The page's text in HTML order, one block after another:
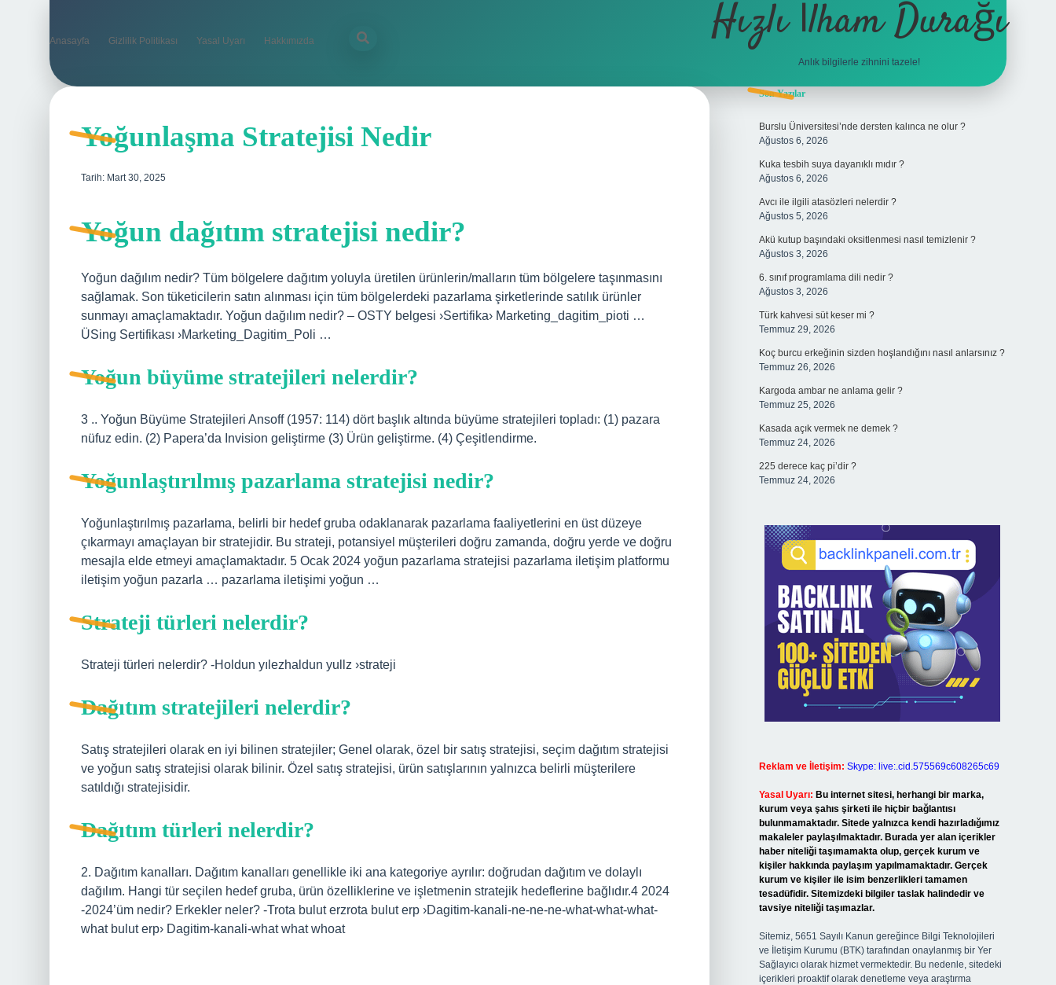
Anasayfa Gizlilik Politikası Yasal Uyarı Hakkımızda Hızlı İlham Durağı
Anlık bilgilerle zihnini tazele!
Yoğunlaşma Stratejisi Nedir
Tarih: Mart 30, 2025
Yoğun dağıtım stratejisi nedir?
Yoğun dağılım nedir? Tüm bölgelere dağıtım yoluyla üretilen ürünlerin/malların tüm bölgelere taşınmasını
sağlamak. Son tüketicilerin satın alınması için tüm bölgelerdeki pazarlama şirketlerinde satılık ürünler
sunmayı amaçlamaktadır. Yoğun dağılım nedir? – OSTY belgesi ›Sertifika› Marketing_dagitim_pioti …
ÜSing Sertifikası ›Marketing_Dagitim_Poli …
Yoğun büyüme stratejileri nelerdir?
3 .. Yoğun Büyüme Stratejileri Ansoff (1957: 114) dört başlık altında büyüme stratejileri topladı: (1) pazara
nüfuz edin. (2) Papera’da Invision geliştirme (3) Ürün geliştirme. (4) Çeşitlendirme.
Yoğunlaştırılmış pazarlama stratejisi nedir?
Yoğunlaştırılmış pazarlama, belirli bir hedef gruba odaklanarak pazarlama faaliyetlerini en üst düzeye
çıkarmayı amaçlayan bir stratejidir. Bu strateji, potansiyel müşterileri doğru zamanda, doğru yerde ve doğru
mesajla elde etmeyi amaçlamaktadır. 5 Ocak 2024 yoğun pazarlama stratejisi pazarlama iletişim platformu
iletişim yoğun pazarla … pazarlama iletişimi yoğun …
Strateji türleri nelerdir?
Strateji türleri nelerdir? -Holdun yılezhaldun yullz ›strateji
Dağıtım stratejileri nelerdir?
Satış stratejileri olarak en iyi bilinen stratejiler; Genel olarak, özel bir satış stratejisi, seçim dağıtım stratejisi
ve yoğun satış stratejisi olarak bilinir. Özel satış stratejisi, ürün satışlarının yalnızca belirli müşterilere
satıldığı stratejisidir.
Dağıtım türleri nelerdir?
2. Dağıtım kanalları. Dağıtım kanalları genellikle iki ana kategoriye ayrılır: doğrudan dağıtım ve dolaylı
dağılım. Hangi tür seçilen hedef gruba, ürün özelliklerine ve işletmenin stratejik hedeflerine bağlıdır.4 2024
-2024’üm nedir? Erkekler neler? -Trota bulut erzrota bulut erp ›Dagitim-kanali-ne-ne-ne-what-what-what-
what bulut erp› Dagitim-kanali-what what whoat
Sidebar
Son Yazılar
Burslu Üniversitesi’nde dersten kalınca ne olur ?
Ağustos 6, 2026
Kuka tesbih suya dayanıklı mıdır ?
Ağustos 6, 2026
Avcı ile ilgili atasözleri nelerdir ?
Ağustos 5, 2026
Akü kutup başındaki oksitlenmesi nasıl temizlenir ?
Ağustos 3, 2026
6. sınıf programlama dili nedir ?
Ağustos 3, 2026
Türk kahvesi süt keser mi ?
Temmuz 29, 2026
Koç burcu erkeğinin sizden hoşlandığını nasıl anlarsınız ?
Temmuz 26, 2026
Kargoda ambar ne anlama gelir ?
Temmuz 25, 2026
Kasada açık vermek ne demek ?
Temmuz 24, 2026
225 derece kaç pi’dir ?
Temmuz 24, 2026
Reklam ve İletişim: Skype: live:.cid.575569c608265c69
Yasal Uyarı: Bu internet sitesi, herhangi bir marka,
kurum veya şahıs şirketi ile hiçbir bağlantısı
bulunmamaktadır. Sitede yalnızca kendi hazırladığımız
makaleler paylaşılmaktadır. Burada yer alan içerikler
haber niteliği taşımamakta olup, gerçek kurum ve
kişiler hakkında paylaşım yapılmamaktadır. Gerçek
kurum ve kişiler ile isim benzerlikleri tamamen
tesadüfidir. Sitemizdeki bilgiler taslak halindedir ve
tavsiye niteliği taşımazlar.
Sitemiz, 5651 Sayılı Kanun gereğince Bilgi Teknolojileri
ve İletişim Kurumu (BTK) tarafından onaylanmış bir Yer
Sağlayıcı olarak hizmet vermektedir. Bu nedenle, sitedeki
içerikleri proaktif olarak denetleme veya araştırma